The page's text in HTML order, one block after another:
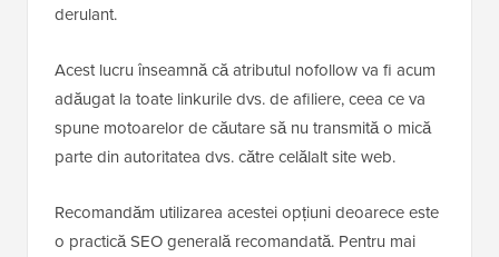
derulant.
Acest lucru înseamnă că atributul nofollow va fi acum
adăugat la toate linkurile dvs. de afiliere, ceea ce va
spune motoarelor de căutare să nu transmită o mică
parte din autoritatea dvs. către celălalt site web.
Recomandăm utilizarea acestei opțiuni deoarece este
o practică SEO generală recomandată. Pentru mai